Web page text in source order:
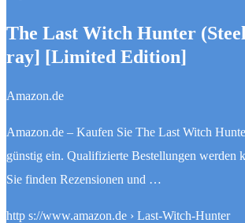
The Last Witch Hunter
ray] [Limited Edition]
Amazon.de
Amazon.de – Kaufen Sie The Last Witch
günstig ein. Qualifizierte Bestellungen werden
Sie finden Rezensionen und …
http s://www.amazon.de › Last-Witch-Hunter